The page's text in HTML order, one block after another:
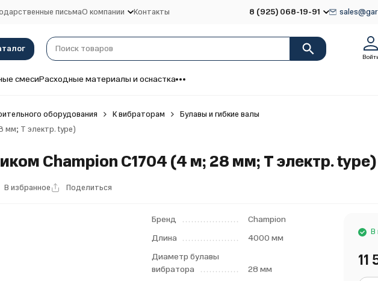
письмаО компании Контакты 8 (925) 068-19-91
смесиРасходные материалы и оснастка
оборудования К вибраторам
Булавы и гибкие валы
мм; T электр. type)
Champion C1704 (4 м; 28 мм; T электр. type)
В избранное Поделиться
Бренд
Champion
Длина
4000 мм
Диаметр булавы
вибратора
28 мм
В
11